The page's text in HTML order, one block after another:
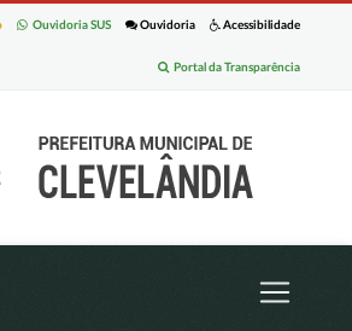
Acessibilidade
Ouvidoria
Ouvidoria SUS
Portal da Transparência